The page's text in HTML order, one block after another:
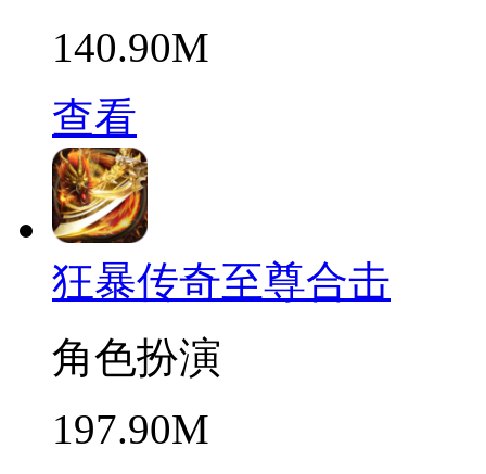
140.90M
查看
狂暴传奇至尊合击
角色扮演
197.90M